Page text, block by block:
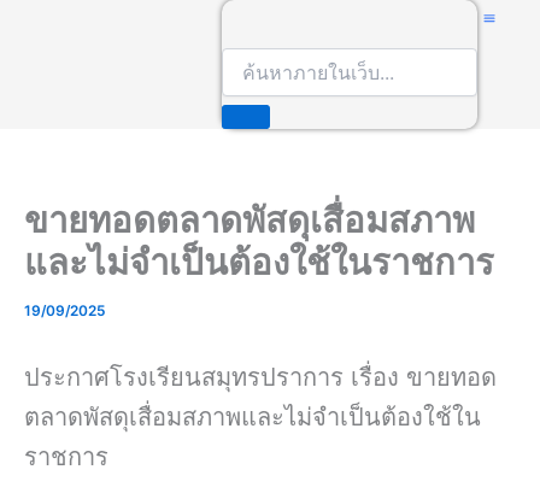
ขายทอดตลาดพัสดุเสื่อมสภาพ
และไม่จำเป็นต้องใช้ในราชการ
19/09/2025
ประกาศโรงเรียนสมุทรปราการ เรื่อง ขายทอด
ตลาดพัสดุเสื่อมสภาพและไม่จำเป็นต้องใช้ใน
ราชการ
r
c
h